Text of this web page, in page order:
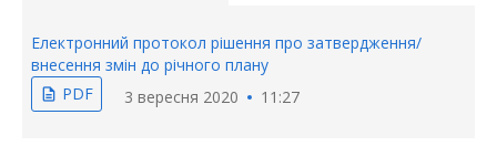
Електронний протокол рішення про затвердження/
внесення змін до річного плану
description PDF 3 вересня 2020 11:27